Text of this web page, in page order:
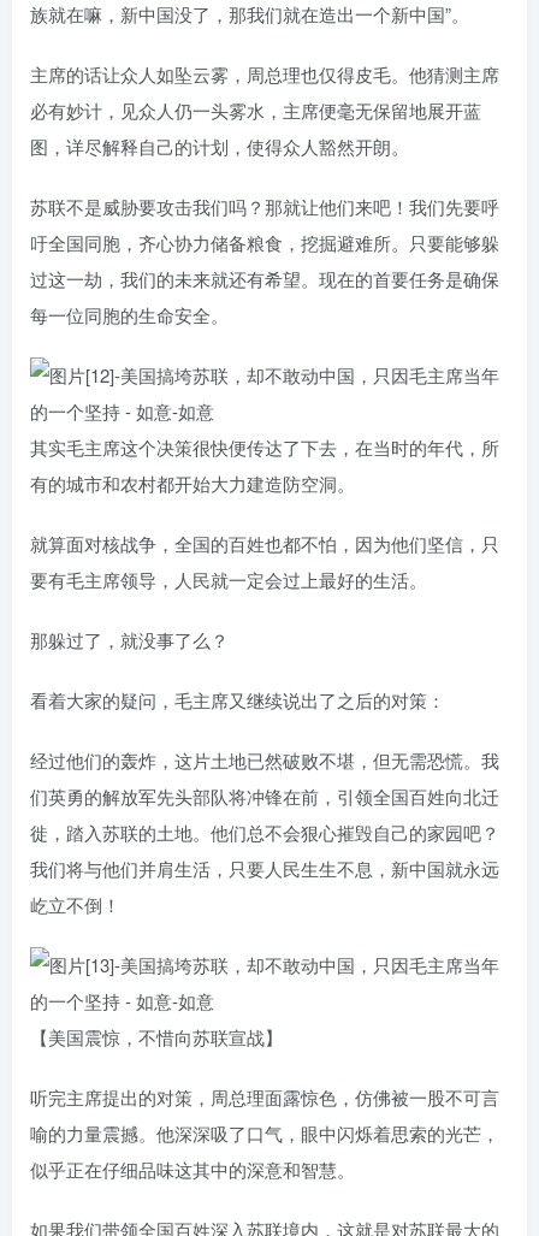
族就在嘛，新中国没了，那我们就在造出一个新中国”。
主席的话让众人如坠云雾，周总理也仅得皮毛。他猜测主席
必有妙计，见众人仍一头雾水，主席便毫无保留地展开蓝
图，详尽解释自己的计划，使得众人豁然开朗。
苏联不是威胁要攻击我们吗？那就让他们来吧！我们先要呼
吁全国同胞，齐心协力储备粮食，挖掘避难所。只要能够躲
过这一劫，我们的未来就还有希望。现在的首要任务是确保
每一位同胞的生命安全。
其实毛主席这个决策很快便传达了下去，在当时的年代，所
有的城市和农村都开始大力建造防空洞。
就算面对核战争，全国的百姓也都不怕，因为他们坚信，只
要有毛主席领导，人民就一定会过上最好的生活。
那躲过了，就没事了么？
看着大家的疑问，毛主席又继续说出了之后的对策：
经过他们的轰炸，这片土地已然破败不堪，但无需恐慌。我
们英勇的解放军先头部队将冲锋在前，引领全国百姓向北迁
徙，踏入苏联的土地。他们总不会狠心摧毁自己的家园吧？
我们将与他们并肩生活，只要人民生生不息，新中国就永远
屹立不倒！
【美国震惊，不惜向苏联宣战】
听完主席提出的对策，周总理面露惊色，仿佛被一股不可言
喻的力量震撼。他深深吸了口气，眼中闪烁着思索的光芒，
似乎正在仔细品味这其中的深意和智慧。
如果我们带领全国百姓深入苏联境内，这就是对苏联最大的